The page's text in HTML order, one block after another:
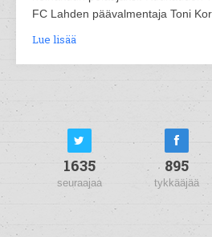
FC Lahden päävalmentaja Toni
Lue lisää
1635
seuraajaa
895
tykkääjää